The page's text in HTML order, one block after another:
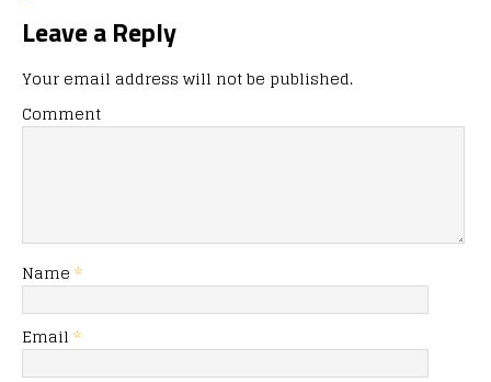
Leave a Reply
Your email address will not be published.
Comment
Name *
Email *